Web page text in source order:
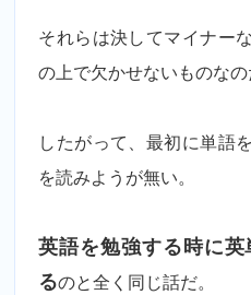
それらは決してマイナー
の上で欠かせないものなの
したがって、最初に単語
を読みようが無い。
英語を勉強する時に
るのと全く同じ話だ。